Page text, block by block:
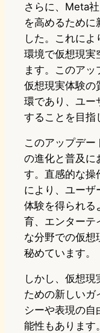
さらに、Meta
を高めるために
した。これに
環境で仮想現実
ます。このア
仮想現実体験の
環であり、ユー
することを目指
このアップデ
の進化と普及に
す。直感的な操
により、ユーザ
体験を得られる
育、エンターテ
な分野での仮想
秘めています。
しかし、仮想
ための新しいガ
シーや表現の
能性もあります